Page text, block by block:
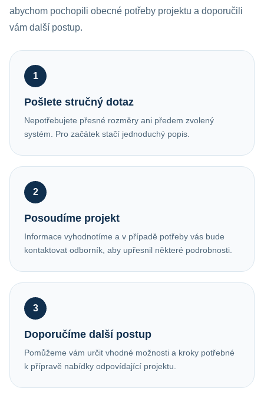
abychom pochopili obecné potřeby projektu a doporučili
vám další postup.
1
Pošlete stručný dotaz
Nepotřebujete přesné rozměry ani předem zvolený
systém. Pro začátek stačí jednoduchý popis.
2
Posoudíme projekt
Informace vyhodnotíme a v případě potřeby vás bude
kontaktovat odborník, aby upřesnil některé podrobnosti.
3
Doporučíme další postup
Pomůžeme vám určit vhodné možnosti a kroky potřebné
k přípravě nabídky odpovídající projektu.